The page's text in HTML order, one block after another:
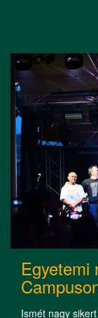
Egyetemi
Ismét nagy